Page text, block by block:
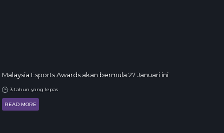
Malaysia Esports Awards akan bermula 27 Januari ini
3 tahun yang lepas
READ MORE